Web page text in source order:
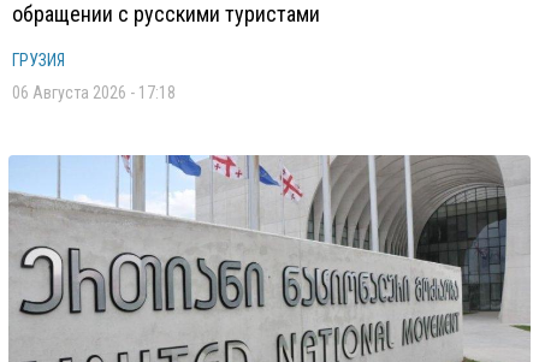
обращении с русскими туристами
ГРУЗИЯ
06 Августа 2026 - 17:18